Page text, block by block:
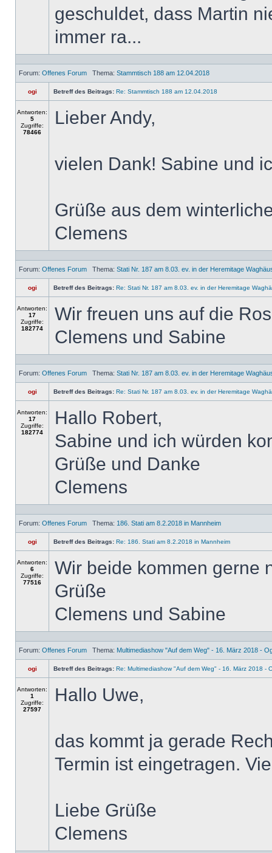
geschuldet, dass Martin
immer ra...
Forum: Offenes Forum Thema: Stammtisch 188 am 12.04.2018
ogi Betreff des Beitrags: Re: Stammtisch 188 am 12.04.2018
Antworten:
5
Zugriffe:
78466
Lieber Andy,
vielen Dank! Sabine und
Grüße aus dem
Clemens
Forum: Offenes Forum Thema: Stati Nr. 187 am 8.03. ev. in der Heremitage
ogi Betreff des Beitrags: Re: Stati Nr. 187 am 8.03. ev. in der Heremitage
Antworten:
17
Zugriffe:
182774
Wir freuen uns auf die
Clemens und Sabine
Forum: Offenes Forum Thema: Stati Nr. 187 am 8.03. ev. in der Heremitage
ogi Betreff des Beitrags: Re: Stati Nr. 187 am 8.03. ev. in der Heremitage
Antworten:
17
Zugriffe:
182774
Hallo Robert,
Sabine und ich würden
Grüße und Danke
Clemens
Forum: Offenes Forum Thema: 186. Stati am 8.2.2018 in Mannheim
ogi Betreff des Beitrags: Re: 186. Stati am 8.2.2018 in Mannheim
Antworten:
6
Zugriffe:
77516
Wir beide kommen gerne
Grüße
Clemens und Sabine
Forum: Offenes Forum Thema: Multimediashow "Auf dem Weg" - 16. März 2018 -
ogi Betreff des Beitrags: Re: Multimediashow "Auf dem Weg" - 16. März 2018 -
Antworten:
1
Zugriffe:
27597
Hallo Uwe,
das kommt ja gerade
Termin ist eingetragen.
Liebe Grüße
Clemens